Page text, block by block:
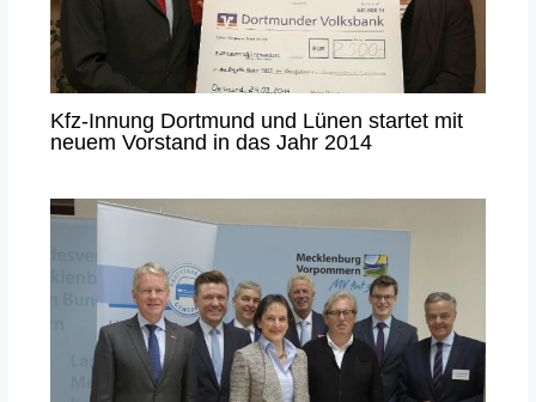
Kfz-Innung Dortmund und Lünen startet mit
neuem Vorstand in das Jahr 2014